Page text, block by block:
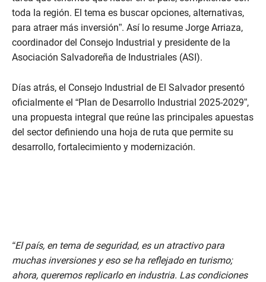
toda la región. El tema es buscar opciones, alternativas,
para atraer más inversión”. Así lo resume Jorge Arriaza,
coordinador del Consejo Industrial y presidente de la
Asociación Salvadoreña de Industriales (ASI).
Días atrás, el Consejo Industrial de El Salvador presentó
oficialmente el “Plan de Desarrollo Industrial 2025-2029”,
una propuesta integral que reúne las principales apuestas
del sector definiendo una hoja de ruta que permite su
desarrollo, fortalecimiento y modernización.
“El país, en tema de seguridad, es un atractivo para
muchas inversiones y eso se ha reflejado en turismo;
ahora, queremos replicarlo en industria. Las condiciones